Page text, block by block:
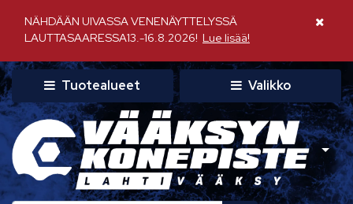
NÄHDÄÄN UIVASSA VENENÄYTTELYSSÄ
LAUTTASAARESSA13.-16.8.2026! Lue lisää!
Sulje
Tuotealueet Valikko